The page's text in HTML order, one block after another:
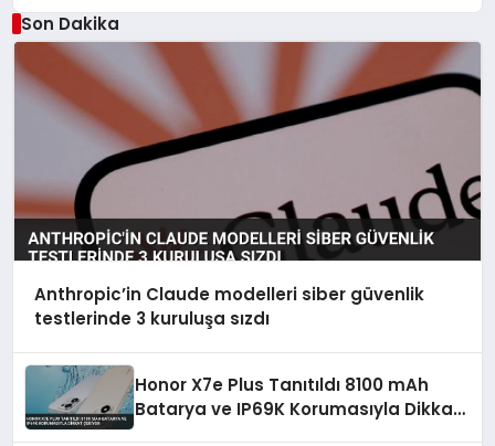
Son Dakika
Anthropic’in Claude modelleri siber güvenlik
testlerinde 3 kuruluşa sızdı
Honor X7e Plus Tanıtıldı 8100 mAh
Batarya ve IP69K Korumasıyla Dikkat